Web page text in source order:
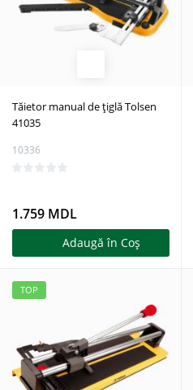
Tăietor manual de țiglă Tolsen
41035
10336
1.759 MDL
Adaugă în Coş
TOP